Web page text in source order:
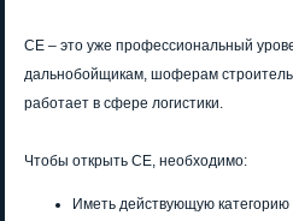
СЕ – это уже профессиональный
дальнобойщикам, шоферам
работает в сфере логистики.
Чтобы открыть СЕ, необходимо:
Иметь действующую категорию